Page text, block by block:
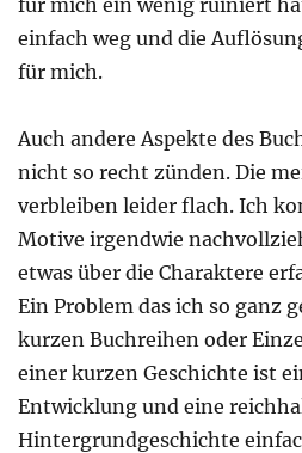
einfach weg und die
für mich.
Auch andere Aspekte des
nicht so recht zünden. Die
verbleiben leider flach. Ich
Motive irgendwie
etwas über die Charaktere
Ein Problem das ich so ganz
kurzen Buchreihen oder
einer kurzen Geschichte ist
Entwicklung und eine
Hintergrundgeschichte